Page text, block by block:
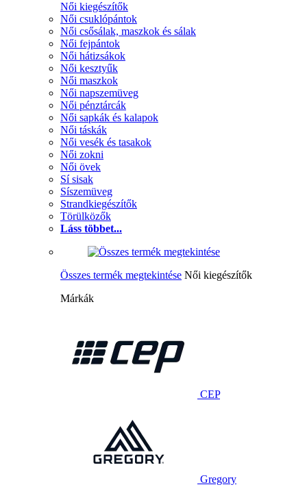
Női kiegészítők
Női csuklópántok
Női csősálak, maszkok és sálak
Női fejpántok
Női hátizsákok
Női kesztyűk
Női maszkok
Női napszemüveg
Női pénztárcák
Női sapkák és kalapok
Női táskák
Női vesék és tasakok
Női zokni
Női övek
Sí sisak
Síszemüveg
Strandkiegészítők
Törülközők
Láss többet...
Összes termék megtekintése Női kiegészítők
Márkák
CEP
Gregory